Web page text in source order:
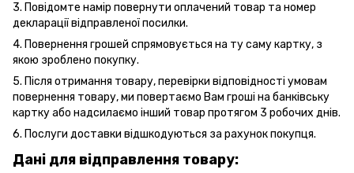
3. Повідомте намір повернути оплачений товар та номер
декларації відправленої посилки.
4. Повернення грошей спрямовується на ту саму картку, з
якою зроблено покупку.
5. Після отримання товару, перевірки відповідності умовам
повернення товару, ми повертаємо Вам гроші на банківську
картку або надсилаємо інший товар протягом 3 робочих днів.
6. Послуги доставки відшкодуються за рахунок покупця.
Дані для відправлення товару: